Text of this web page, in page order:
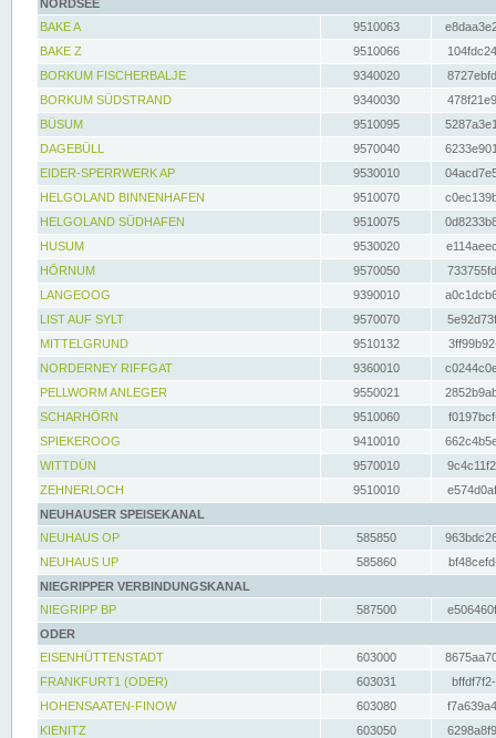
NORDSEE
BAKE A
9510063
BAKE Z
9510066
BORKUM FISCHERBALJE
9340020
BORKUM SÜDSTRAND
9340030
BÜSUM
9510095
DAGEBÜLL
9570040
EIDER-SPERRWERK AP
9530010
HELGOLAND BINNENHAFEN
9510070
HELGOLAND SÜDHAFEN
9510075
HUSUM
9530020
HÖRNUM
9570050
LANGEOOG
9390010
LIST AUF SYLT
9570070
MITTELGRUND
9510132
NORDERNEY RIFFGAT
9360010
PELLWORM ANLEGER
9550021
SCHARHÖRN
9510060
SPIEKEROOG
9410010
WITTDÜN
9570010
ZEHNERLOCH
9510010
NEUHAUSER SPEISEKANAL
NEUHAUS OP
585850
NEUHAUS UP
585860
NIEGRIPPER VERBINDUNGSKANAL
NIEGRIPP BP
587500
ODER
EISENHÜTTENSTADT
603000
FRANKFURT1 (ODER)
603031
HOHENSAATEN-FINOW
603080
KIENITZ
603050